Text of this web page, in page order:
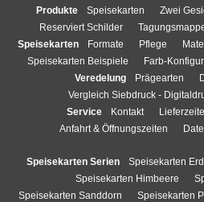
Produkte
Speisekarten Zwei
Reserviert Schilder
Speisekarten
Formate Pflege
Speisekarten Beispiele
Farb-
Veredelung
Prägearten
Vergleich Siebdruck -
Service
Kontakt
Anfahrt & Öffnungszeiten
Speisekarten Serien Speisekarten
Speisekarten Himbeere
Speisekarten Sanddorn
Speisekarten